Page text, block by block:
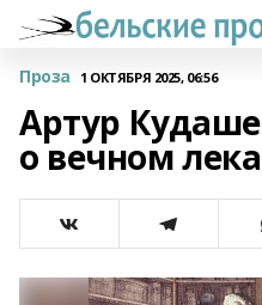
Проза 1 ОКТЯБРЯ 2025, 06:56
Артур
о вечном